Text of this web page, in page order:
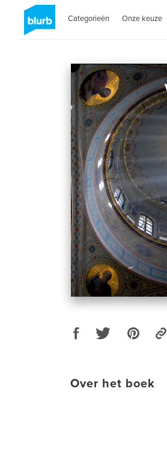
Categorieën Onze keuze
Over het boek